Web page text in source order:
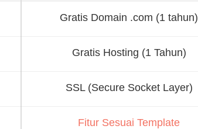
Gratis Domain .com (1 tahun)
Gratis Hosting (1 Tahun)
SSL (Secure Socket Layer)
Fitur Sesuai Template